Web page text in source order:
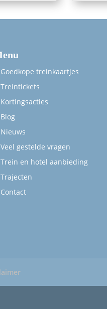
Goedkope treinkaartjes
Treintickets
Kortingsacties
Blog
Nieuws
Veel gestelde vragen
Trein en hotel aanbieding
Trajecten
Contact